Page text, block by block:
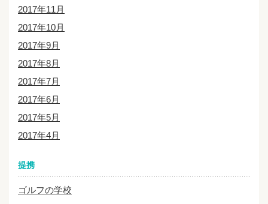
2017年11月
2017年10月
2017年9月
2017年8月
2017年7月
2017年6月
2017年5月
2017年4月
提携
ゴルフの学校